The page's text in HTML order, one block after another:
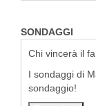
SONDAGGI
Chi vincerà il
I sondaggi di
sondaggio!